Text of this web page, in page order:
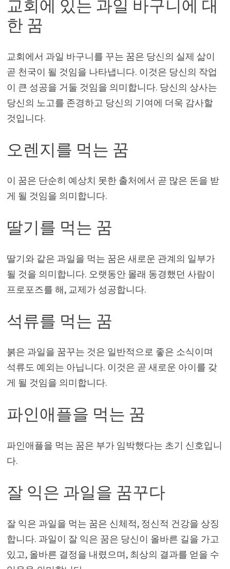
교회에 있는 과일 바구니에 대
한 꿈
교회에서 과일 바구니를 꾸는 꿈은 당신의 실제 삶이
곧 천국이 될 것임을 나타냅니다. 이것은 당신의 작업
이 큰 성공을 거둘 것임을 의미합니다. 당신의 상사는
당신의 노고를 존경하고 당신의 기여에 더욱 감사할
것입니다.
오렌지를 먹는 꿈
이 꿈은 단순히 예상치 못한 출처에서 곧 많은 돈을 받
게 될 것임을 의미합니다.
딸기를 먹는 꿈
딸기와 같은 과일을 먹는 꿈은 새로운 관계의 일부가
될 것을 의미합니다. 오랫동안 몰래 동경했던 사람이
프로포즈를 해, 교제가 성공합니다.
석류를 먹는 꿈
붉은 과일을 꿈꾸는 것은 일반적으로 좋은 소식이며
석류도 예외는 아닙니다. 이것은 곧 새로운 아이를 갖
게 될 것임을 의미합니다.
파인애플을 먹는 꿈
파인애플을 먹는 꿈은 부가 임박했다는 초기 신호입니
다.
잘 익은 과일을 꿈꾸다
잘 익은 과일을 먹는 꿈은 신체적, 정신적 건강을 상징
합니다. 과일이 잘 익은 꿈은 당신이 올바른 길을 가고
있고, 올바른 결정을 내렸으며, 최상의 결과를 얻을 수